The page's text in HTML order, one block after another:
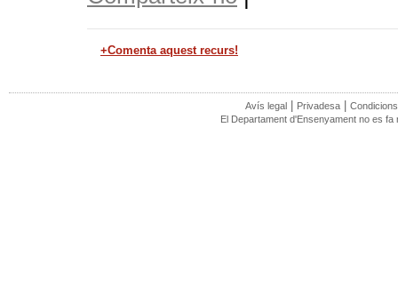
+Comenta aquest recurs!
Avís legal | Privadesa |
El Departament d'Ensenyament no es